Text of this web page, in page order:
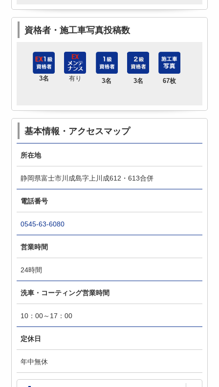
資格者・施工車写真投稿数
3名 有り 3名 3名 67枚
基本情報・アクセスマップ
所在地
静岡県富士市川成島字上川成612・613合併
電話番号
0545-63-6080
営業時間
24時間
洗車・コーティング営業時間
10：00～17：00
定休日
年中無休